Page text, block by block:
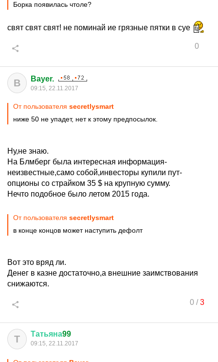
Борка появилась чтоле?
свят свят свят! не поминай ие грязные пятки в суе
0
B Bayer.
09:15, 22.11.2017
От пользователя secretlysmart
ниже 50 не упадет, нет к этому предпосылок.
Ну,не знаю.
На Блмберг была интересная информация-
неизвестные,само собой,инвесторы купили пут-
опционы со страйком 35 $ на крупную сумму.
Нечто подобное было летом 2015 года.
От пользователя secretlysmart
в конце концов может наступить дефолт
Вот это вряд ли.
Денег в казне достаточно,а внешние заимствования
снижаются.
0/3
Т Татьяна99
09:15, 22.11.2017